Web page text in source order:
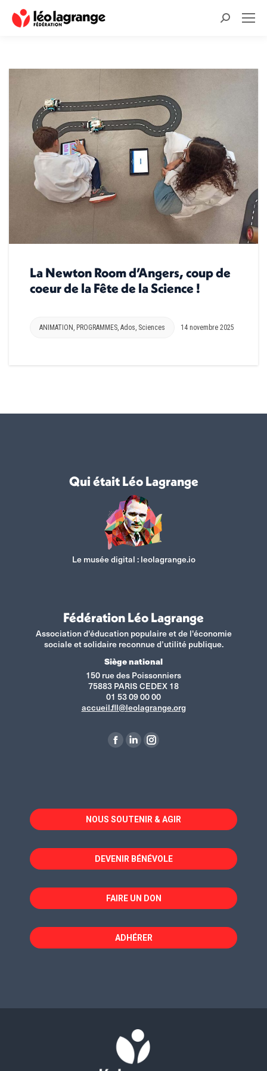
Recherche
La Newton Room d’Angers, coup de
coeur de la Fête de la Science !
ANIMATION, PROGRAMMES, Ados, Sciences 14 novembre 2025
Qui était Léo Lagrange
Le musée digital : leolagrange.io
Fédération Léo Lagrange
Association d'éducation populaire et de l'économie
sociale et solidaire reconnue d’utilité publique.
Siège national
150 rue des Poissonniers
75883 PARIS CEDEX 18
01 53 09 00 00
accueil.fll@leolagrange.org
La
dans
une
fenêtre
La
dans
une
fenêtre
La
dans
une
fenêtre
NOUS SOUTENIR & AGIR
DEVENIR BÉNÉVOLE
FAIRE UN DON
ADHÉRER